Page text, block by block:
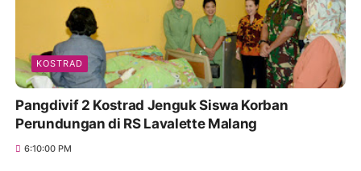
KOSTRAD
Pangdivif 2 Kostrad Jenguk Siswa Korban
Perundungan di RS Lavalette Malang
6:10:00 PM